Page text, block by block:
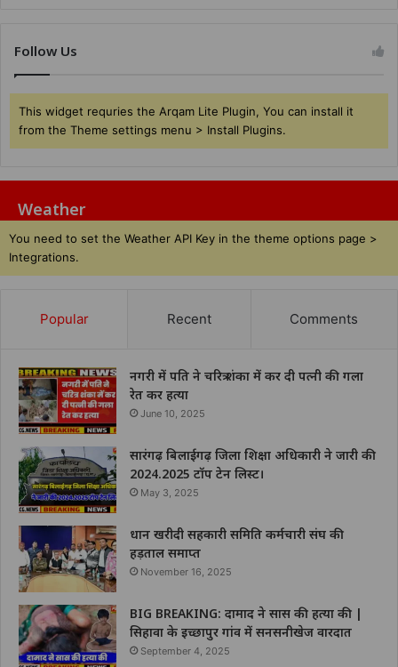
Follow Us
This widget requries the Arqam Lite Plugin, You can install it
from the Theme settings menu > Install Plugins.
Weather
You need to set the Weather API Key in the theme options page >
Integrations.
Popular Recent Comments
नगरी में पति ने चरित्र शंका में कर दी पत्नी की गला
रेत कर हत्या
June 10, 2025
सारंगढ़ बिलाईगढ़ जिला शिक्षा अधिकारी ने जारी की
2024.2025 टॉप टेन लिस्ट।
May 3, 2025
धान खरीदी सहकारी समिति कर्मचारी संघ की
हड़ताल समाप्त
November 16, 2025
BIG BREAKING: दामाद ने सास की हत्या की |
सिहावा के इच्छापुर गांव में सनसनीखेज वारदात
September 4, 2025